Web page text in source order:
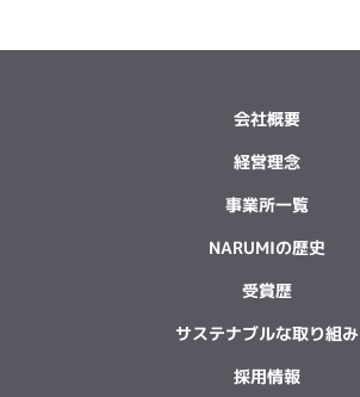
会社概要
経営理念
事業所一覧
NARUMIの歴史
受賞歴
サステナブルな取り組み
採用情報